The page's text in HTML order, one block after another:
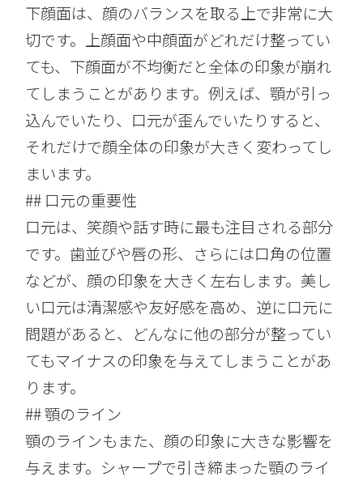
下顔面は、顔のバランスを取る上で非常に大
切です。上顔面や中顔面がどれだけ整ってい
ても、下顔面が不均衡だと全体の印象が崩れ
てしまうことがあります。例えば、顎が引っ
込んでいたり、口元が歪んでいたりすると、
それだけで顔全体の印象が大きく変わってし
まいます。
## 口元の重要性
口元は、笑顔や話す時に最も注目される部分
です。歯並びや唇の形、さらには口角の位置
などが、顔の印象を大きく左右します。美し
い口元は清潔感や友好感を高め、逆に口元に
問題があると、どんなに他の部分が整ってい
てもマイナスの印象を与えてしまうことがあ
ります。
## 顎のライン
顎のラインもまた、顔の印象に大きな影響を
与えます。シャープで引き締まった顎のライ